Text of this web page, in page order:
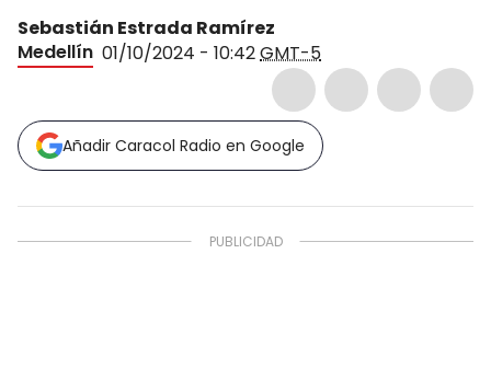
Sebastián Estrada Ramírez
Medellín 01/10/2024 - 10:42GMT-5
Añadir Caracol Radio en Google